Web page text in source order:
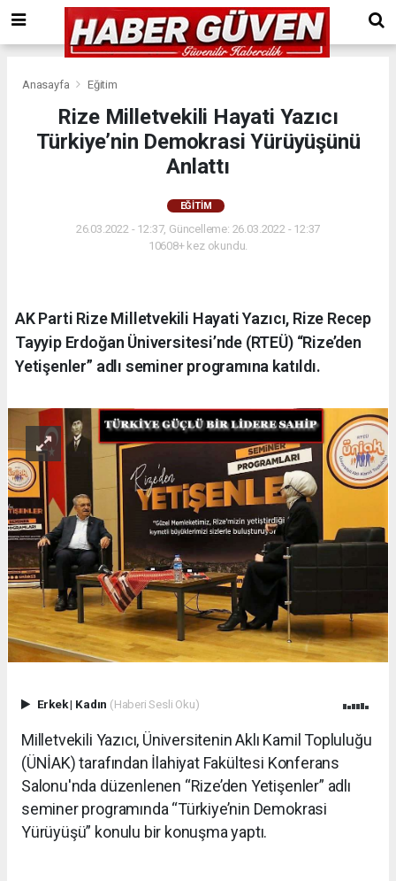
Anasayfa Eğitim
Rize Milletvekili Hayati Yazıcı
Türkiye’nin Demokrasi Yürüyüşünü
Anlattı
EĞITIM
26.03.2022 - 12:37, Güncelleme: 26.03.2022 - 12:37
10608+ kez okundu.
AK Parti Rize Milletvekili Hayati Yazıcı, Rize Recep
Tayyip Erdoğan Üniversitesi’nde (RTEÜ) “Rize’den
Yetişenler” adlı seminer programına katıldı.
Erkek| Kadın (Haberi Sesli Oku)
Milletvekili Yazıcı, Üniversitenin Aklı Kamil Topluluğu
(ÜNİAK) tarafından İlahiyat Fakültesi Konferans
Salonu'nda düzenlenen “Rize’den Yetişenler” adlı
seminer programında “Türkiye’nin Demokrasi
Yürüyüşü” konulu bir konuşma yaptı.